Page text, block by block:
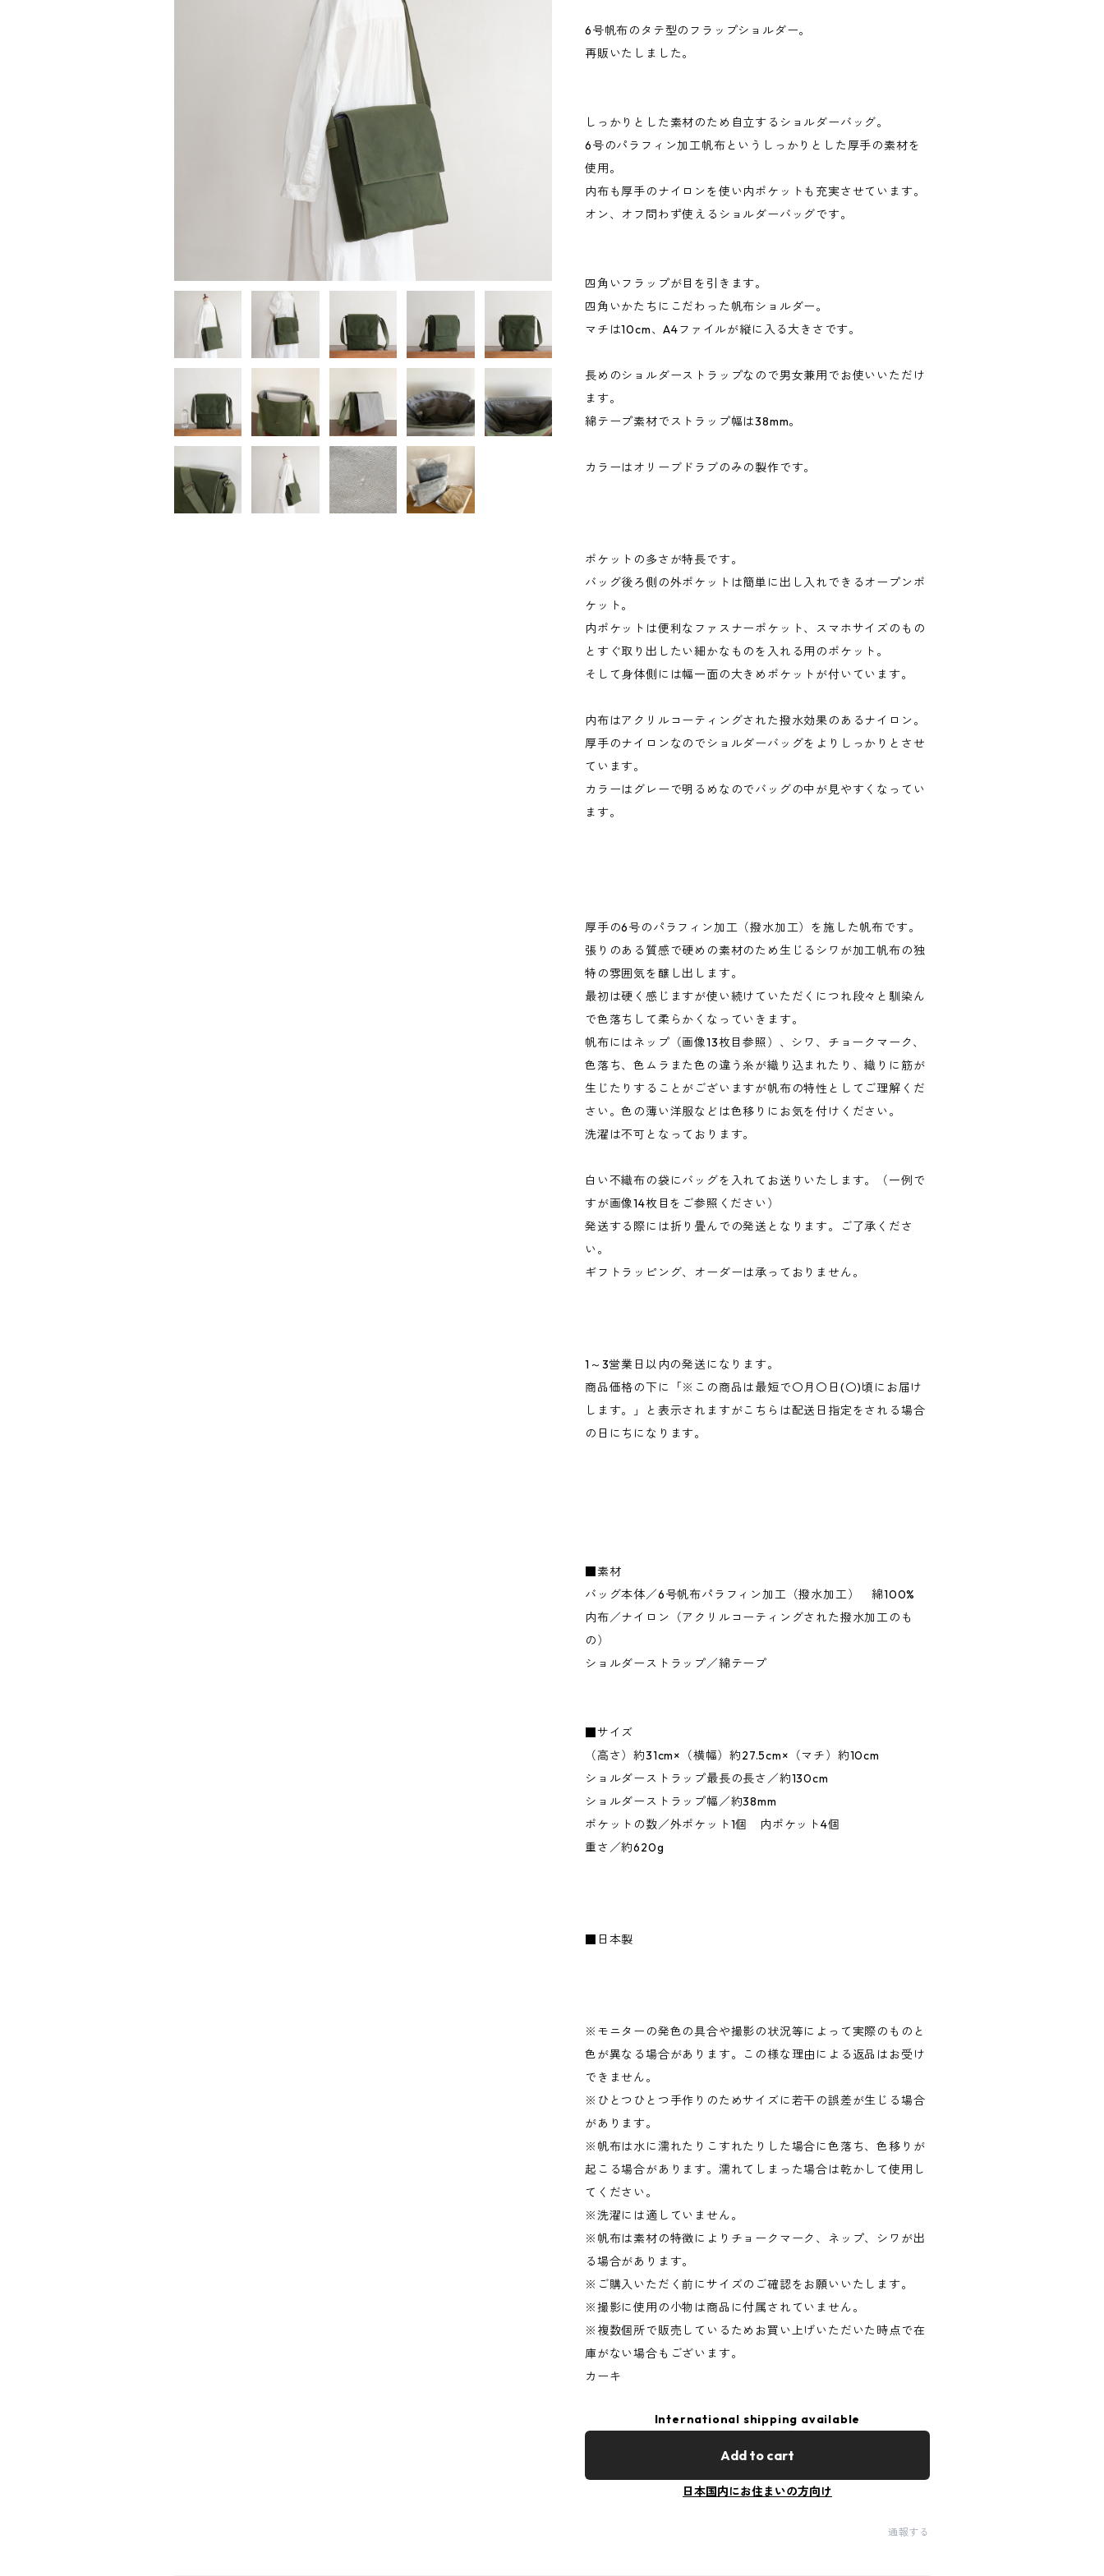
6号帆布のタテ型のフラップショルダー。
再販いたしました。
しっかりとした素材のため自立するショルダーバッグ。
6号のパラフィン加工帆布というしっかりとした厚手の素材を
使用。
内布も厚手のナイロンを使い内ポケットも充実させています。
オン、オフ問わず使えるショルダーバッグです。
四角いフラップが目を引きます。
四角いかたちにこだわった帆布ショルダー。
マチは10cm、A4ファイルが縦に入る大きさです。
長めのショルダーストラップなので男女兼用でお使いいただけ
ます。
綿テープ素材でストラップ幅は38mm。
カラーはオリーブドラブのみの製作です。
ポケットの多さが特長です。
バッグ後ろ側の外ポケットは簡単に出し入れできるオープンポ
ケット。
内ポケットは便利なファスナーポケット、スマホサイズのもの
とすぐ取り出したい細かなものを入れる用のポケット。
そして身体側には幅一面の大きめポケットが付いています。
内布はアクリルコーティングされた撥水効果のあるナイロン。
厚手のナイロンなのでショルダーバッグをよりしっかりとさせ
ています。
カラーはグレーで明るめなのでバッグの中が見やすくなってい
ます。
厚手の6号のパラフィン加工（撥水加工）を施した帆布です。
張りのある質感で硬めの素材のため生じるシワが加工帆布の独
特の雰囲気を醸し出します。
最初は硬く感じますが使い続けていただくにつれ段々と馴染ん
で色落ちして柔らかくなっていきます。
帆布にはネップ（画像13枚目参照）、シワ、チョークマーク、
色落ち、色ムラまた色の違う糸が織り込まれたり、織りに筋が
生じたりすることがございますが帆布の特性としてご理解くだ
さい。色の薄い洋服などは色移りにお気を付けください。
洗濯は不可となっております。
白い不織布の袋にバッグを入れてお送りいたします。（一例で
すが画像14枚目をご参照ください）
発送する際には折り畳んでの発送となります。ご了承くださ
い。
ギフトラッピング、オーダーは承っておりません。
1～3営業日以内の発送になります。
商品価格の下に「※この商品は最短で〇月〇日(〇)頃にお届け
します。」と表示されますがこちらは配送日指定をされる場合
の日にちになります。
■素材
バッグ本体／6号帆布パラフィン加工（撥水加工） 綿100%
内布／ナイロン（アクリルコーティングされた撥水加工のも
の）
ショルダーストラップ／綿テープ
■サイズ
（高さ）約31cm×（横幅）約27.5cm×（マチ）約10cm
ショルダーストラップ最長の長さ／約130cm
ショルダーストラップ幅／約38mm
ポケットの数／外ポケット1個 内ポケット4個
重さ／約620g
■日本製
※モニターの発色の具合や撮影の状況等によって実際のものと
色が異なる場合があります。この様な理由による返品はお受け
できません。
※ひとつひとつ手作りのためサイズに若干の誤差が生じる場合
があります。
※帆布は水に濡れたりこすれたりした場合に色落ち、色移りが
起こる場合があります。濡れてしまった場合は乾かして使用し
てください。
※洗濯には適していません。
※帆布は素材の特徴によりチョークマーク、ネップ、シワが出
る場合があります。
※ご購入いただく前にサイズのご確認をお願いいたします。
※撮影に使用の小物は商品に付属されていません。
※複数個所で販売しているためお買い上げいただいた時点で在
庫がない場合もございます。
カーキ
International shipping available
Add to cart
日本国内にお住まいの方向け
通報する